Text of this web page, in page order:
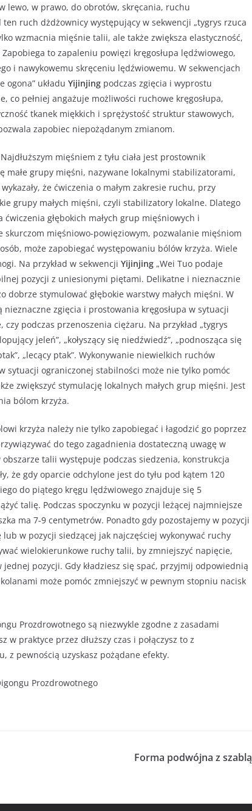
lewo, w prawo, do obrotów, skręcania, ruchu
ruch dżdżownicy występujący w sekwencji „tygrys rzuca
wzmacnia mięśnie talii, ale także zwiększa elastyczność,
to zapaleniu powięzi kręgosłupa lędźwiowego,
i nawykowemu skręceniu lędźwiowemu. W sekwencjach
ogona” układu Yijinjing podczas zgięcia i wyprostu
co pełniej angażuje możliwości ruchowe kręgosłupa,
tkanek miękkich i sprężystość struktur stawowych,
zapobiec niepożądanym zmianom.
Najdłuższym mięśniem z tyłu ciała jest prostownik
małe grupy mięśni, nazywane lokalnymi stabilizatorami,
że ćwiczenia o małym zakresie ruchu, przy
grupy małych mięśni, czyli stabilizatory lokalne. Dlatego
ćwiczenia głębokich małych grup mięśniowych i
skurczom mięśniowo-powięziowym, pozwalanie mięśniom
może zapobiegać występowaniu bólów krzyża. Wiele
Na przykład w sekwencji Yijinjing „Wei Tuo podaje
pozycji z uniesionymi piętami. Delikatne i nieznacznie
dobrze stymulować głębokie warstwy małych mięśni. W
nieznaczne zgięcia i prostowania kręgosłupa w sytuacji
podczas przenoszenia ciężaru. Na przykład „tygrys
jeleń”, „kołyszący się niedźwiedź”, „podnosząca się
„lecący ptak”. Wykonywanie niewielkich ruchów
sytuacji ograniczonej stabilności może nie tylko pomóc
zwiększyć stymulację lokalnych małych grup mięśni. Jest
bólom krzyża.
krzyża należy nie tylko zapobiegać i łagodzić go poprzez
do tego zagadnienia dostateczną uwagę w
talii występuje podczas siedzenia, konstrukcja
że gdy oparcie odchylone jest do tyłu pod kątem 120
do piątego kręgu lędźwiowego znajduje się 5
talię. Podczas spoczynku w pozycji leżącej najmniejsze
ma 7-9 centymetrów. Ponadto gdy pozostajemy w pozycji
w pozycji siedzącej jak najczęściej wykonywać ruchy
wielokierunkowe ruchy talii, by zmniejszyć napięcie,
pozycji. Gdy kładziesz się spać, przyjmij odpowiednią
może pomóc zmniejszyć w pewnym stopniu nacisk
Prozdrowotnego są niezwykle zgodne z zasadami
praktyce przez dłuższy czas i połączysz to z
z pewnością uzyskasz pożądane efekty.
Prozdrowotnego
Forma podwójna z szablą